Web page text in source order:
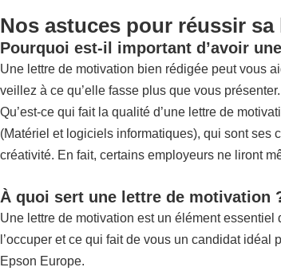
Nos astuces pour réussir
Pourquoi est-il important d’avoir
Une lettre de motivation bien rédigée peut vous
veillez à ce qu’elle fasse plus que vous présenter.
Qu’est-ce qui fait la qualité d’une lettre de
(Matériel et logiciels informatiques), qui sont ses
créativité. En fait, certains employeurs ne liront
À quoi sert une lettre de motivation
Une lettre de motivation est un élément
l’occuper et ce qui fait de vous un candidat
Epson Europe.